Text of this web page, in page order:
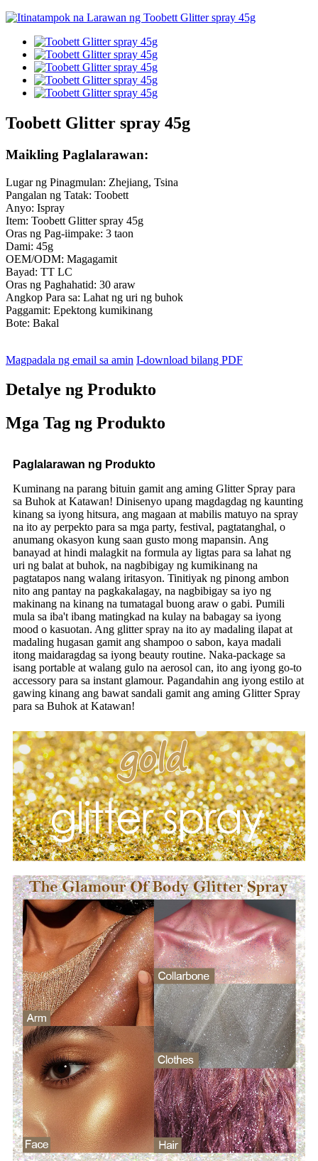
Toobett Glitter spray 45g
Maikling Paglalarawan:
Lugar ng Pinagmulan: Zhejiang, Tsina
Pangalan ng Tatak: Toobett
Anyo: Ispray
Item: Toobett Glitter spray 45g
Oras ng Pag-iimpake: 3 taon
Dami: 45g
OEM/ODM: Magagamit
Bayad: TT LC
Oras ng Paghahatid: 30 araw
Angkop Para sa: Lahat ng uri ng buhok
Paggamit: Epektong kumikinang
Bote: Bakal
Magpadala ng email sa amin I-download bilang PDF
Detalye ng Produkto
Mga Tag ng Produkto
Paglalarawan ng Produkto
Kuminang na parang bituin gamit ang aming Glitter Spray para
sa Buhok at Katawan! Dinisenyo upang magdagdag ng kaunting
kinang sa iyong hitsura, ang magaan at mabilis matuyo na spray
na ito ay perpekto para sa mga party, festival, pagtatanghal, o
anumang okasyon kung saan gusto mong mapansin. Ang
banayad at hindi malagkit na formula ay ligtas para sa lahat ng
uri ng balat at buhok, na nagbibigay ng kumikinang na
pagtatapos nang walang iritasyon. Tinitiyak ng pinong ambon
nito ang pantay na pagkakalagay, na nagbibigay sa iyo ng
makinang na kinang na tumatagal buong araw o gabi. Pumili
mula sa iba't ibang matingkad na kulay na babagay sa iyong
mood o kasuotan. Ang glitter spray na ito ay madaling ilapat at
madaling hugasan gamit ang shampoo o sabon, kaya madali
itong maidaragdag sa iyong beauty routine. Naka-package sa
isang portable at walang gulo na aerosol can, ito ang iyong go-to
accessory para sa instant glamour. Pagandahin ang iyong estilo at
gawing kinang ang bawat sandali gamit ang aming Glitter Spray
para sa Buhok at Katawan!